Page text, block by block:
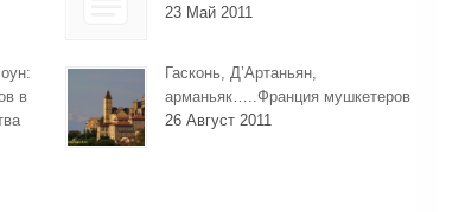
в
23 Май 2011
Гасконь, Д’Артаньян,
арманьяк…..Франция мушкетеров
26 Август 2011